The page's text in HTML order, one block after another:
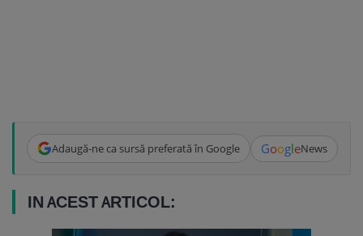
Adaugă-ne ca sursă preferată în Google GoogleNews
IN ACEST ARTICOL: